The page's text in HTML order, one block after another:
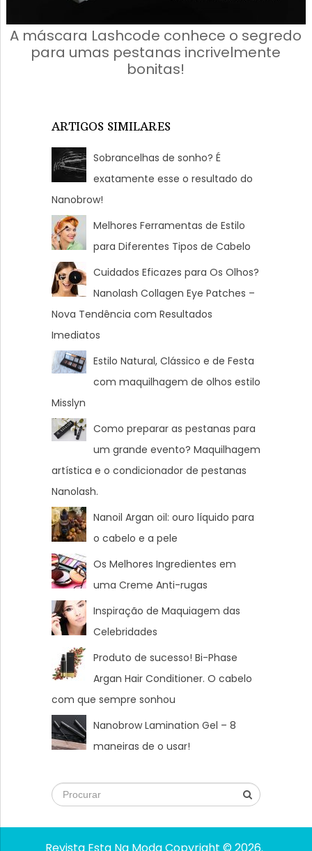
A máscara Lashcode conhece o segredo
para umas pestanas incrivelmente
bonitas!
ARTIGOS SIMILARES
Sobrancelhas de sonho? É
exatamente esse o resultado do
Nanobrow!
Melhores Ferramentas de Estilo
para Diferentes Tipos de Cabelo
Cuidados Eficazes para Os Olhos?
Nanolash Collagen Eye Patches –
Nova Tendência com Resultados
Imediatos
Estilo Natural, Clássico e de Festa
com maquilhagem de olhos estilo
Misslyn
Como preparar as pestanas para
um grande evento? Maquilhagem
artística e o condicionador de pestanas
Nanolash.
Nanoil Argan oil: ouro líquido para
o cabelo e a pele
Os Melhores Ingredientes em
uma Creme Anti-rugas
Inspiração de Maquiagem das
Celebridades
Produto de sucesso! Bi-Phase
Argan Hair Conditioner. O cabelo
com que sempre sonhou
Nanobrow Lamination Gel – 8
maneiras de o usar!
Revista Esta Na ModaCopyright © 2026.